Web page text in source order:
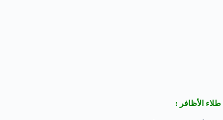
طلاء الأظافر :